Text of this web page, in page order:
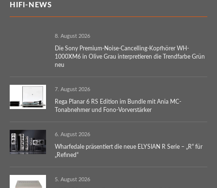
HIFI-NEWS
8. August 2026
Die Sony Premium-Noise-Cancelling-Kopfhörer WH-
1000XM6 in Olive Grau interpretieren die Trendfarbe Grün
neu
7. August 2026
Rega Planar 6 RS Edition im Bundle mit Ania MC-
Tonabnehmer und Fono-Vorverstärker
6. August 2026
Wharfedale präsentiert die neue ELYSIAN R Serie – „R“ für
„Refined“
5. August 2026